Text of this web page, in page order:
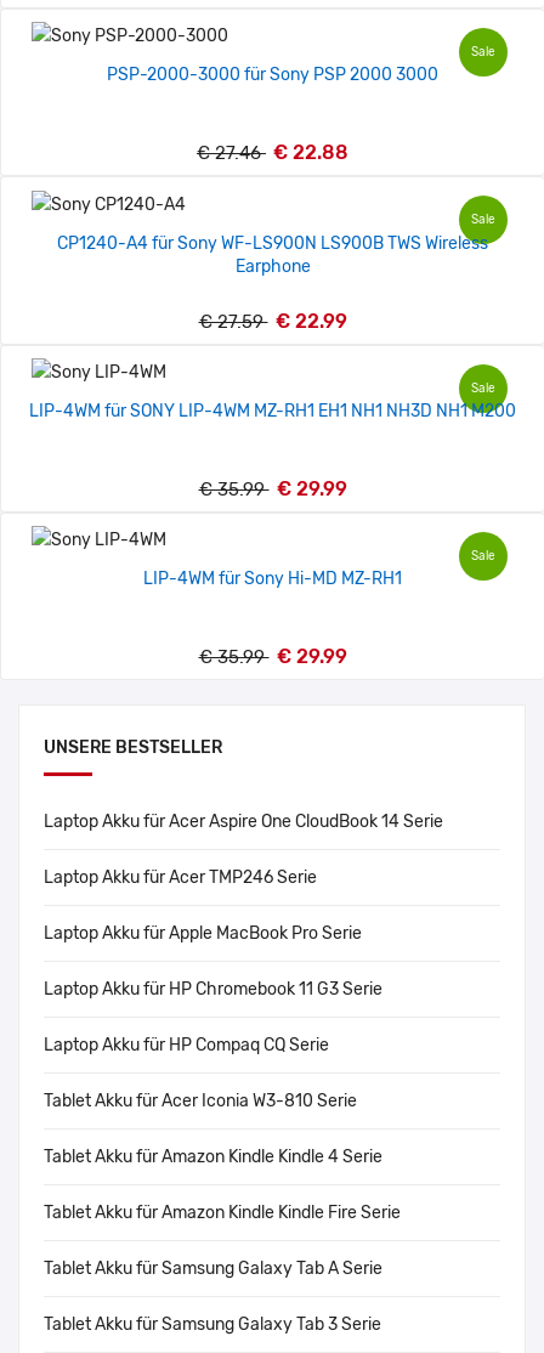
UNSERE BESTSELLER
Laptop Akku für Acer Aspire One CloudBook 14 Serie
Laptop Akku für Acer TMP246 Serie
Laptop Akku für Apple MacBook Pro Serie
Laptop Akku für HP Chromebook 11 G3 Serie
Laptop Akku für HP Compaq CQ Serie
Tablet Akku für Acer Iconia W3-810 Serie
Tablet Akku für Amazon Kindle Kindle 4 Serie
Tablet Akku für Amazon Kindle Kindle Fire Serie
Tablet Akku für Samsung Galaxy Tab A Serie
Tablet Akku für Samsung Galaxy Tab 3 Serie
Sale
PSP-2000-3000 für Sony PSP 2000 3000
€ 27.46 € 22.88
Sale
CP1240-A4 für Sony WF-LS900N LS900B TWS Wireless
Earphone
€ 27.59 € 22.99
Sale
LIP-4WM für SONY LIP-4WM MZ-RH1 EH1 NH1 NH3D NH1 M200
€ 35.99 € 29.99
Sale
LIP-4WM für Sony Hi-MD MZ-RH1
€ 35.99 € 29.99